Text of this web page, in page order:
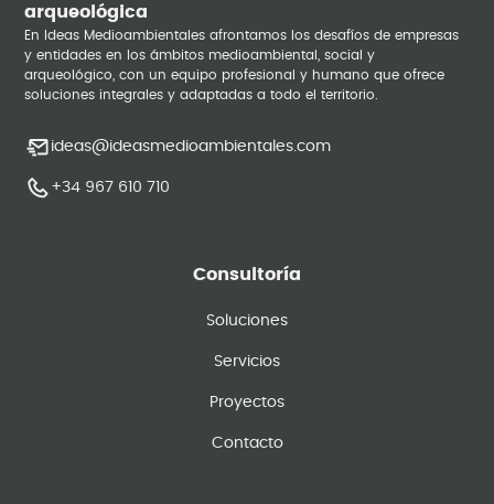
arqueológica
En Ideas Medioambientales afrontamos los desafíos de empresas
y entidades en los ámbitos medioambiental, social y
arqueológico, con un equipo profesional y humano que ofrece
soluciones integrales y adaptadas a todo el territorio.
ideas@ideasmedioambientales.com
+34 967 610 710
Consultoría
Soluciones
Servicios
Proyectos
Contacto